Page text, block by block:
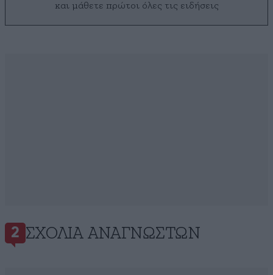
και μάθετε πρώτοι όλες τις ειδήσεις
2 ΣΧΌΛΙΑ ΑΝΑΓΝΩΣΤΏΝ